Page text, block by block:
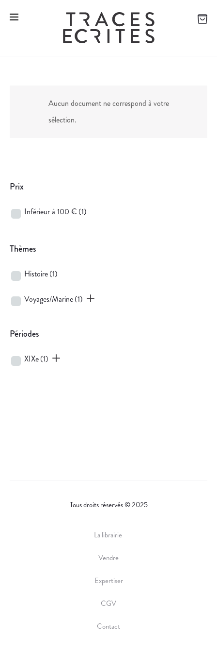
Aucun document ne correspond à votre
sélection.
Prix
Inférieur à 100 € (1)
Thèmes
Histoire(1)
Voyages/Marine(1)
Périodes
XIXe(1)
Tous droits réservés © 2025
La librairie
Vendre
Expertiser
CGV
Contact